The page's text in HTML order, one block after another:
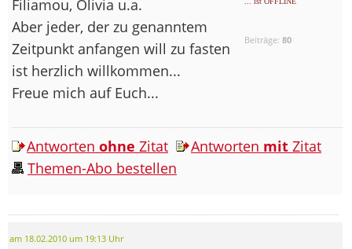
Beiträge:80
Filiamou, Olivia u.a.
Aber jeder, der zu genanntem
Zeitpunkt anfangen will zu fasten
ist herzlich willkommen...
Freue mich auf Euch...
Antworten ohne Zitat Antworten mit Zitat
Themen-Abo bestellen
am 18.02.2010 um 19:13 Uhr